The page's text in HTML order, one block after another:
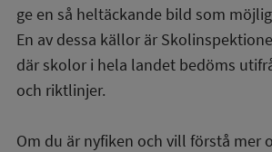
ge en så heltäckande bild som
En av dessa källor är
där skolor i hela landet bedöms
och riktlinjer.
Om du är nyfiken och vill förstå mer